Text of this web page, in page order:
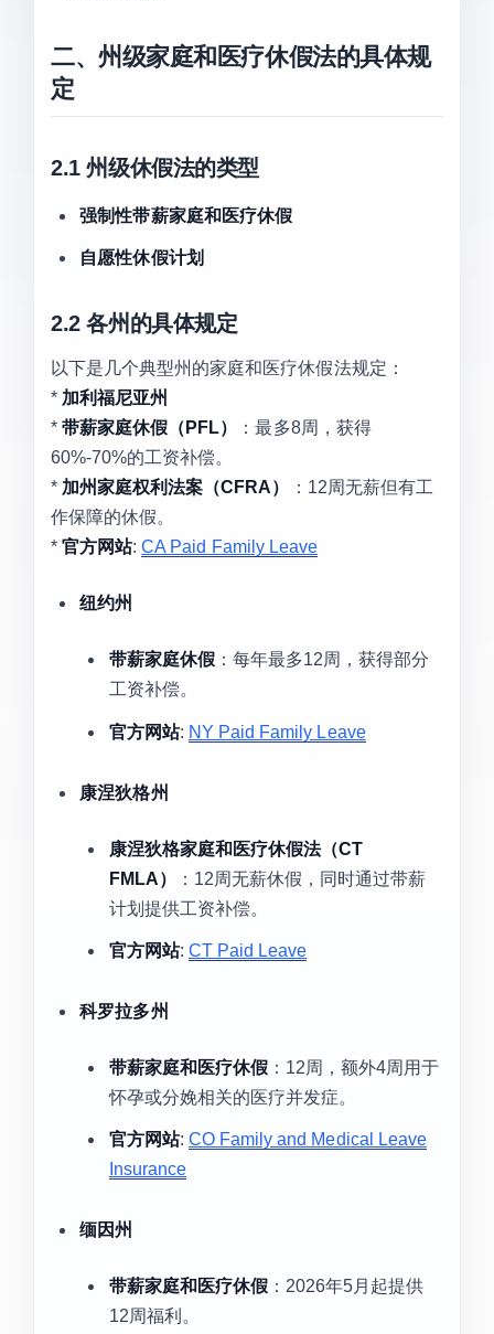
二、州级家庭和医疗休假法的具体规
定
2.1 州级休假法的类型
强制性带薪家庭和医疗休假
自愿性休假计划
2.2 各州的具体规定
以下是几个典型州的家庭和医疗休假法规定：
* 加利福尼亚州
*带薪家庭休假（PFL）
：最多8周，获得
60%-70%的工资补偿。
* 加州家庭权利法案（CFRA）
：12周无薪但有工
作保障的休假。
*官方网站:CA Paid Family Leave
纽约州
带薪家庭休假：每年最多12周，获得部分
工资补偿。
官方网站: NY Paid Family Leave
康涅狄格州
康涅狄格家庭和医疗休假法（CT
FMLA）
：12周无薪休假，同时通过带薪
计划提供工资补偿。
官方网站: CT Paid Leave
科罗拉多州
带薪家庭和医疗休假 ：12周，额外4周用于
怀孕或分娩相关的医疗并发症。
官方网站: CO Family and Medical Leave
Insurance
缅因州
带薪家庭和医疗休假 ：2026年5月起提供
12周福利。